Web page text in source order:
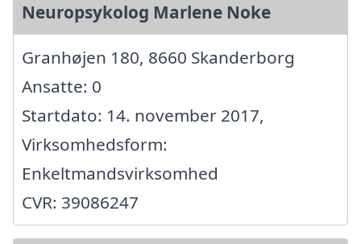
Neuropsykolog Marlene Noke
Granhøjen 180, 8660 Skanderborg
Ansatte: 0
Startdato: 14. november 2017,
Virksomhedsform:
Enkeltmandsvirksomhed
CVR: 39086247